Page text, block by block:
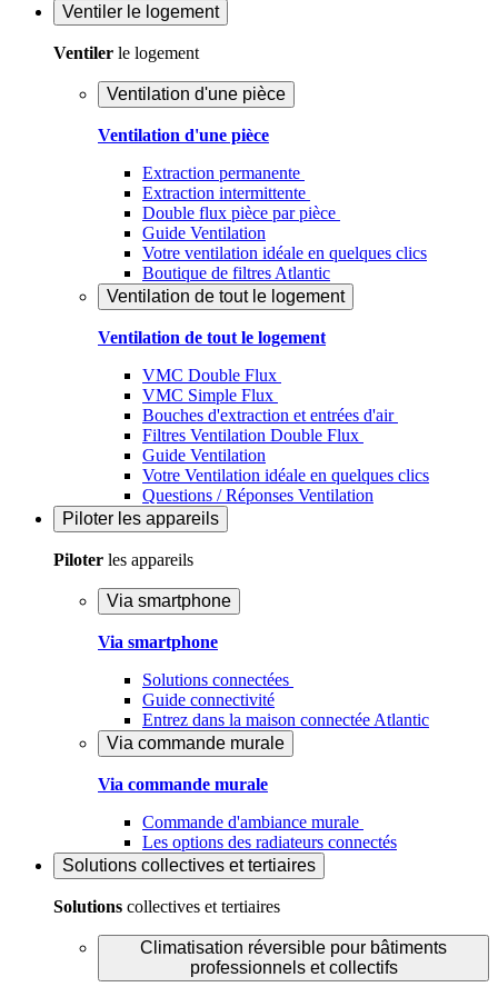
Ventiler le logement
Ventiler le logement
Ventilation d'une pièce
Ventilation d'une pièce
Extraction permanente
Extraction intermittente
Double flux pièce par pièce
Guide Ventilation
Votre ventilation idéale en quelques clics
Boutique de filtres Atlantic
Ventilation de tout le logement
Ventilation de tout le logement
VMC Double Flux
VMC Simple Flux
Bouches d'extraction et entrées d'air
Filtres Ventilation Double Flux
Guide Ventilation
Votre Ventilation idéale en quelques clics
Questions / Réponses Ventilation
Piloter les appareils
Piloter les appareils
Via smartphone
Via smartphone
Solutions connectées
Guide connectivité
Entrez dans la maison connectée Atlantic
Via commande murale
Via commande murale
Commande d'ambiance murale
Les options des radiateurs connectés
Solutions collectives et tertiaires
Solutions collectives et tertiaires
Climatisation réversible pour bâtiments
professionnels et collectifs